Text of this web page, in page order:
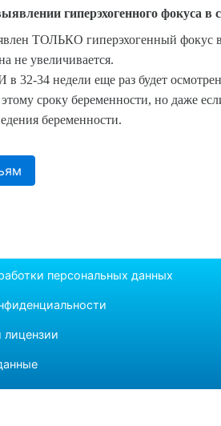
гиперэхогенного фокуса в
ТОЛЬКО гиперэхогенный фокус
не увеличивается.
32-34 недели еще раз будет
этому сроку беременности, но даже
беременности.
персональных данных